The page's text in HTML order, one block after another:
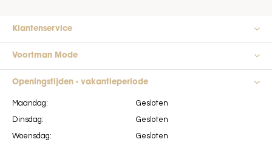
Klantenservice
Voortman Mode
Openingstijden - vakantieperiode
Maandag:
Dinsdag:
Woensdag:
Gesloten
Gesloten
Gesloten